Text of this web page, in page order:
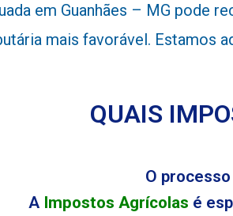
em Guanhães – MG pode
mais favorável. Estamos
QUAIS
O
A Impostos Agrícolas é